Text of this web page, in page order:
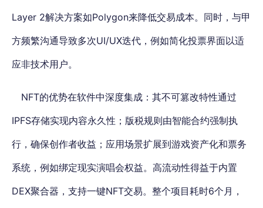
Layer 2解决方案如Polygon来降低交易成本。同时， 与甲
方频繁沟通导致多次UI/UX迭代，例如简化投票界面以适
应非技术用户。
NFT的优势在软件中深度集成：其不可篡改特性通过
IPFS存储实现内容永久性；版税规则由智能合约强制执
行，确保创作者收益；应用场景扩展到游戏资产化和票务
系统，例如绑定现实演唱会权益。高流动性得益于内置
DEX聚合器，支持一键NFT交易。整个项目耗时6个月，